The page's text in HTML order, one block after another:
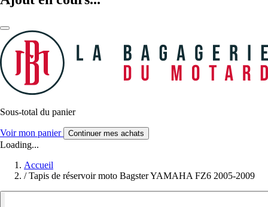
Sous-total du panier
Voir mon panier Continuer mes achats
Loading...
Accueil
/ Tapis de réservoir moto Bagster YAMAHA FZ6 2005-2009